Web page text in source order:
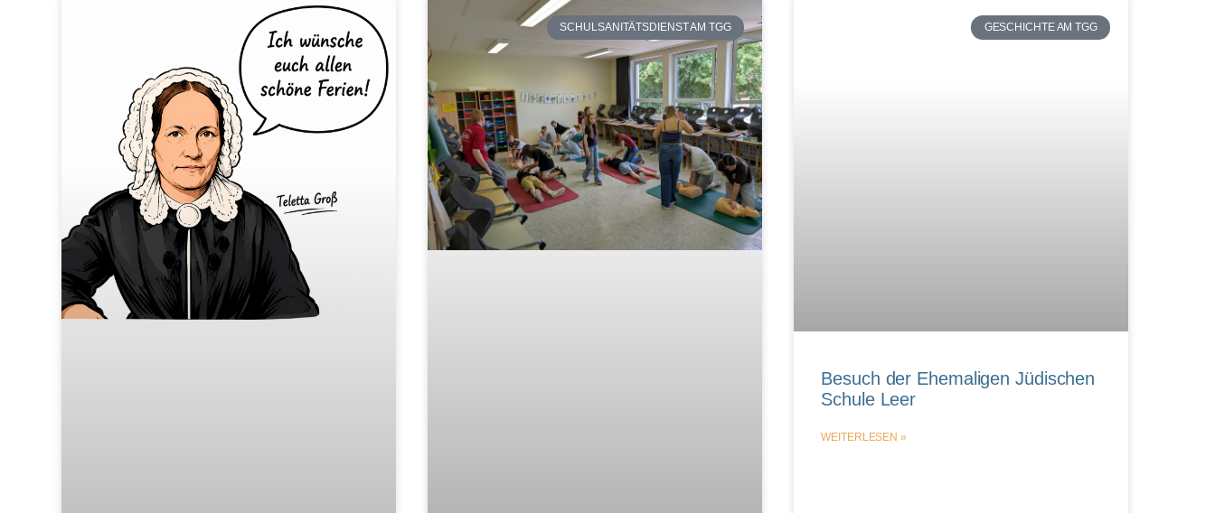
SCHULSANITÄTSDIENST AM TGG GESCHICHTE AM TGG
Besuch der Ehemaligen Jüdischen
Schule Leer
WEITERLESEN »